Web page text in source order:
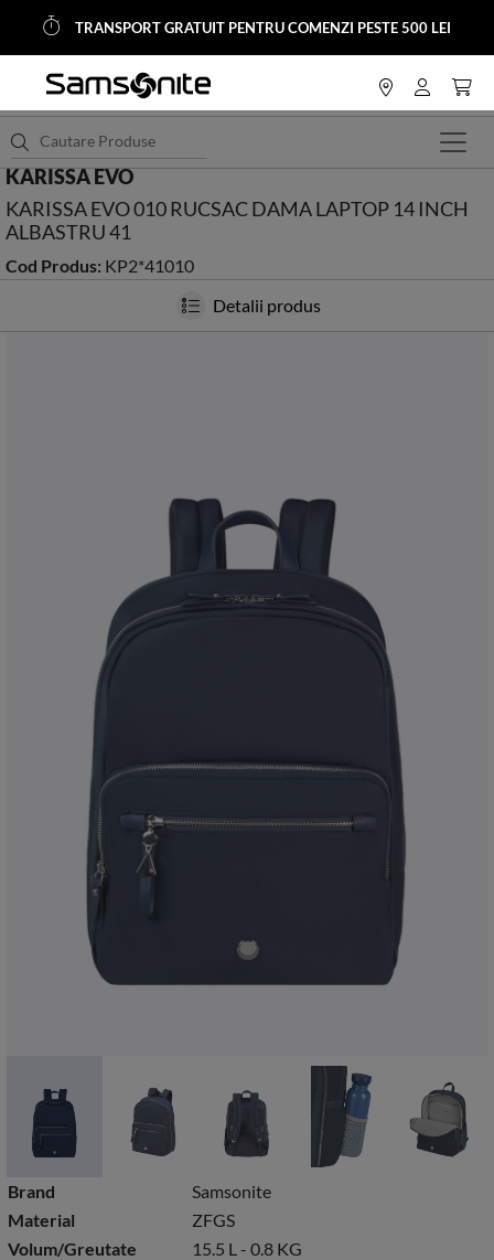
TRANSPORT GRATUIT PENTRU COMENZI PESTE 500 LEI
<HOME Accesorii
KARISSA EVO
KARISSA EVO 010 RUCSAC DAMA LAPTOP 14 INCH
ALBASTRU 41
Cod Produs: KP2*41010
Detalii produs
Brand
Samsonite
Material
ZFGS
Volum/Greutate
15.5 L - 0.8 KG